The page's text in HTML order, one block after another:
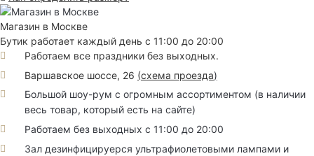
Магазин в Москве
Бутик работает каждый день с 11:00 до 20:00
Работаем все праздники без выходных.
Варшавское шоссе, 26 (схема проезда)
Большой шоу-рум с огромным ассортиментом (в наличии
весь товар, который есть на сайте)
Работаем без выходных с 11:00 до 20:00
Зал дезинфицируерся ультрафиолетовыми лампами и